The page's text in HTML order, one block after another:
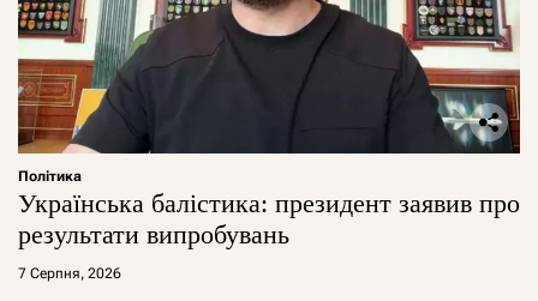
Політика
Українська балістика: президент заявив про
результати випробувань
7 Серпня, 2026